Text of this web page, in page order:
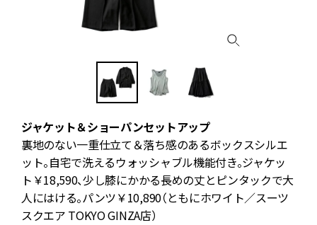
ジャケット＆ショーパンセットアップ
裏地のない一重仕立て＆落ち感のあるボックスシルエ
ット。自宅で洗えるウォッシャブル機能付き。ジャケッ
ト￥18,590、少し膝にかかる長めの丈とピンタックで大
人にはける。パンツ￥10,890（ともにホワイト／スーツ
スクエア TOKYO GINZA店）